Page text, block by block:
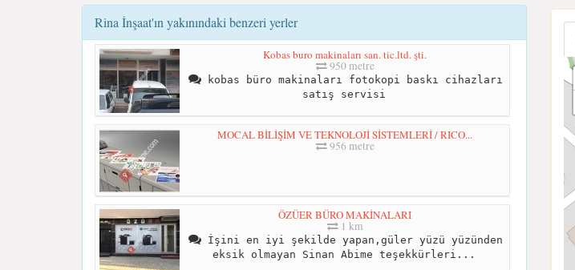
Rina İnşaat'ın yakınındaki benzeri yerler
Kobas buro makinaları san. tic.ltd. şti.
950 metre
kobas büro makinaları fotokopi baskı cihazları
satış servisi
MOCAL BİLİŞİM VE TEKNOLOJİ SİSTEMLERİ / RICO...
956 metre
ÖZÜER BÜRO MAKİNALARI
1 km
İşini en iyi şekilde yapan,güler yüzü yüzünden
eksik olmayan Sinan Abime teşekkürleri...